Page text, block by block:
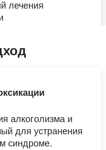
лечения
алкоголизма и
для устранения
синдроме.